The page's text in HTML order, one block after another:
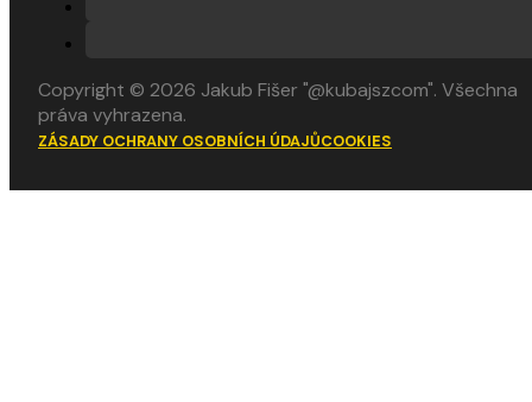
Copyright © 2026 Jakub Fišer "@kubajszcom". Všechna
práva vyhrazena.
ZÁSADY OCHRANY OSOBNÍCH ÚDAJŮCOOKIES